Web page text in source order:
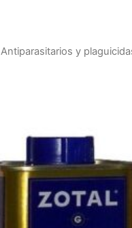
Antiparasitarios y